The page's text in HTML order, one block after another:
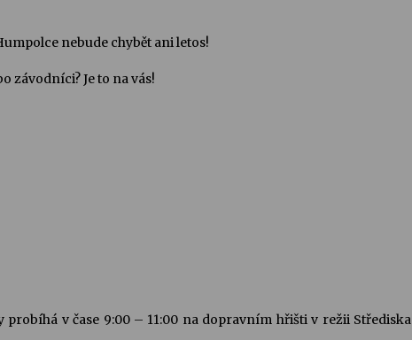
V
nebude chybět ani letos!
závodníci? Je to na vás!
v čase 9:00 – 11:00 na dopravním hřišti v režii Střediska